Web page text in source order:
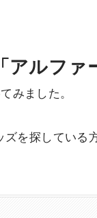
「アルファ
みました。
ズを探している